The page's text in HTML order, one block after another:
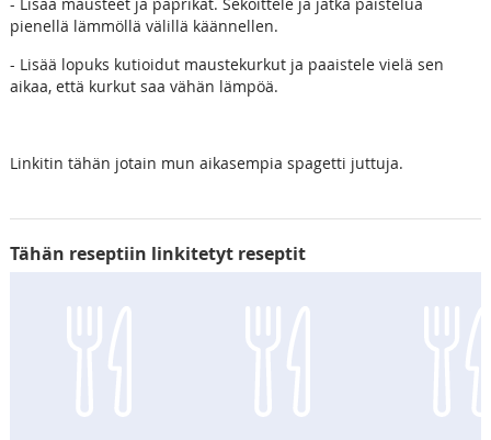
pienellä lämmöllä välillä käännellen.
- Lisää lopuks kutioidut maustekurkut ja paaistele vielä sen
aikaa, että kurkut saa vähän lämpöä.
Linkitin tähän jotain mun aikasempia spagetti juttuja.
Tähän reseptiin linkitetyt reseptit